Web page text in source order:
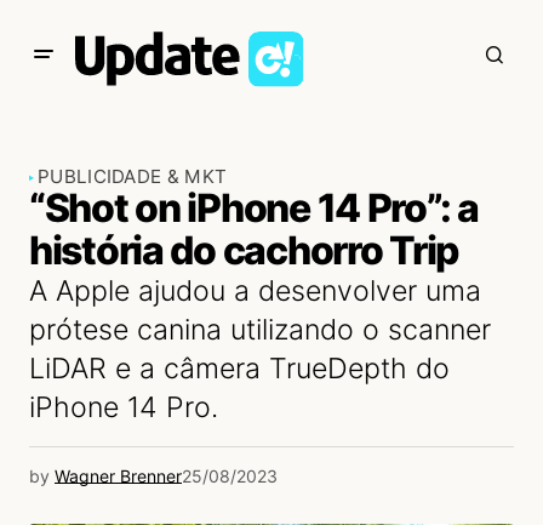
PUBLICIDADE & MKT
“Shot on iPhone 14 Pro”: a
história do cachorro Trip
A Apple ajudou a desenvolver uma
prótese canina utilizando o scanner
LiDAR e a câmera TrueDepth do
iPhone 14 Pro.
by Wagner Brenner25/08/2023